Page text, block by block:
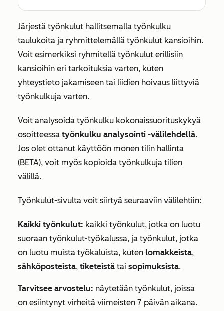
Järjestä työnkulut hallitsemalla työnkulku
taulukoita ja ryhmittelemällä työnkulut kansioihin.
Voit esimerkiksi ryhmitellä työnkulut erillisiin
kansioihin eri tarkoituksia varten, kuten
yhteystieto jakamiseen tai liidien hoivaus liittyviä
työnkulkuja varten.
Voit analysoida työnkulku kokonaissuorituskykyä
osoitteessa työnkulku analysointi -välilehdellä.
Jos olet ottanut käyttöön monen tilin hallinta
(BETA), voit myös kopioida työnkulkuja tilien
välillä.
Työnkulut-sivulta voit siirtyä seuraaviin välilehtiin:
Kaikki työnkulut: kaikki työnkulut, jotka on luotu
suoraan työnkulut-työkalussa, ja työnkulut, jotka
on luotu muista työkaluista, kuten lomakkeista,
sähköposteista, tiketeistä tai sopimuksista.
Tarvitsee arvostelu: näytetään työnkulut, joissa
on esiintynyt virheitä viimeisten 7 päivän aikana.